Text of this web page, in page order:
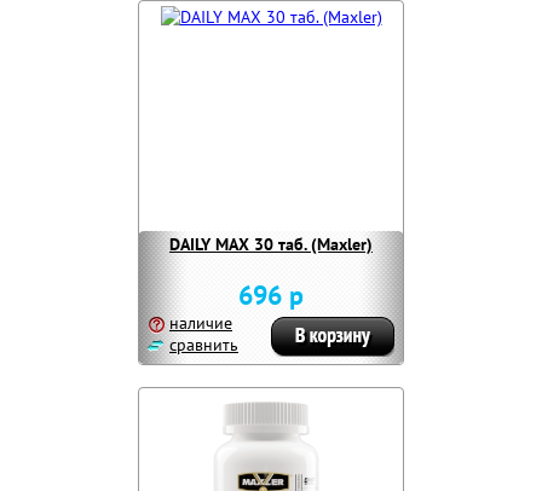
DAILY MAX 30 таб. (Maxler)
696 р
наличие
сравнить